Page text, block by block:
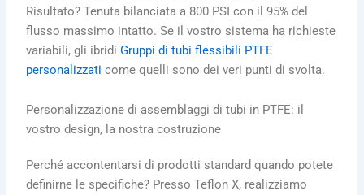
Risultato? Tenuta bilanciata a 800 PSI con il 95% del
flusso massimo intatto. Se il vostro sistema ha richieste
variabili, gli ibridiGruppi di tubi flessibili PTFE
personalizzati come quelli sono dei veri punti di svolta.
Personalizzazione di assemblaggi di tubi in PTFE: il
vostro design, la nostra costruzione
Perché accontentarsi di prodotti standard quando potete
definirne le specifiche? Presso Teflon X, realizziamo